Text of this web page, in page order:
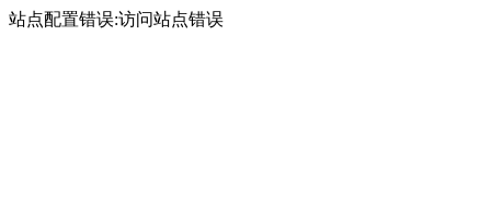
站点配置错误:访问站点错误